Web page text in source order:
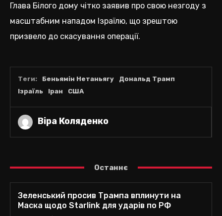
Глава Білого дому чітко заявив про свою незгоду з
масштабним нападом Ізраїлю, що зрештою
призвело до скасування операції.
Віра Коляденко
Теги: Беньямін Нетаньягу
Дональд Трамп
Ізраїль
Іран США
Останнє
Зеленський просив Трампа вплинути на
Маска щодо Starlink для ударів по РФ